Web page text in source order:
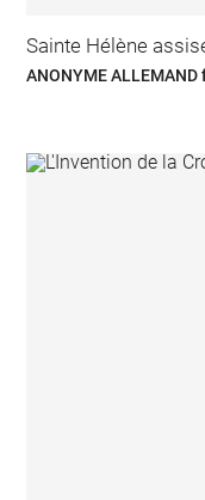
Sainte Hélène